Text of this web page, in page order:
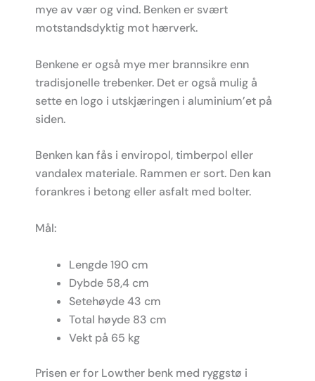
mye av vær og vind. Benken er svært
motstandsdyktig mot hærverk.
Benkene er også mye mer brannsikre enn
tradisjonelle trebenker. Det er også mulig å
sette en logo i utskjæringen i aluminium’et på
siden.
Benken kan fås i enviropol, timberpol eller
vandalex materiale. Rammen er sort. Den kan
forankres i betong eller asfalt med bolter.
Mål:
Lengde 190 cm
Dybde 58,4 cm
Setehøyde 43 cm
Total høyde 83 cm
Vekt på 65 kg
Prisen er for Lowther benk med ryggstø i